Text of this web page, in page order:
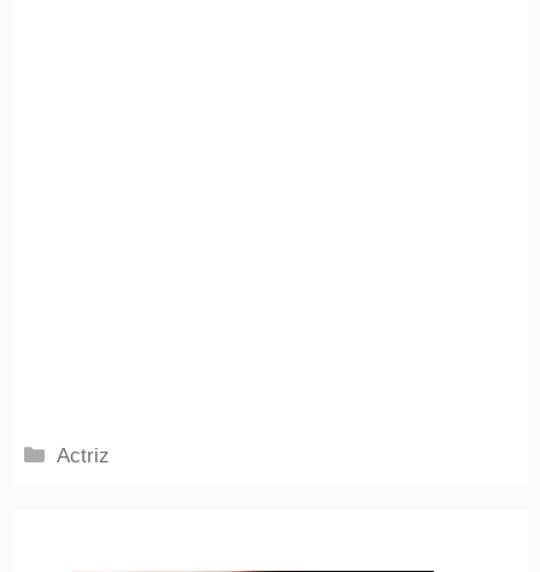
Categorías
Actriz